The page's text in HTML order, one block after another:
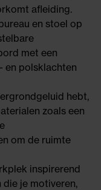
afleiding.
en stoel op
met een
en polsklachten
hebt,
zoals een
om de ruimte
inspirerend
je motiveren,